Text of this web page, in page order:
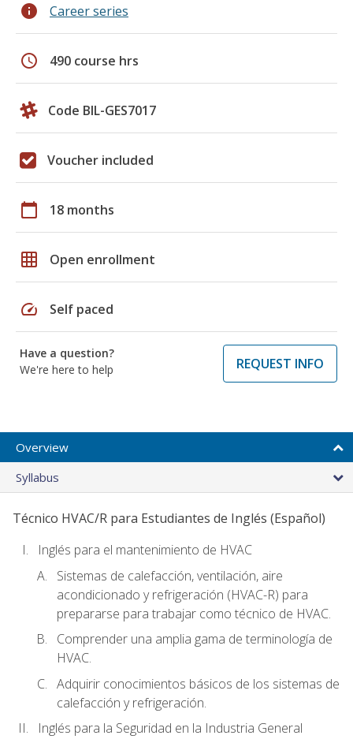
info Career series
schedule 490 course hrs
Code BIL-GES7017
Voucher included
calendar_today 18 months
grid_on Open enrollment
speed Self paced
Have a question?
We're here to help
REQUEST INFO
Overview
Syllabus
Técnico HVAC/R para Estudiantes de Inglés (Español)
Inglés para el mantenimiento de HVAC
Sistemas de calefacción, ventilación, aire
acondicionado y refrigeración (HVAC-R) para
prepararse para trabajar como técnico de HVAC.
Comprender una amplia gama de terminología de
HVAC.
Adquirir conocimientos básicos de los sistemas de
calefacción y refrigeración.
Inglés para la Seguridad en la Industria General